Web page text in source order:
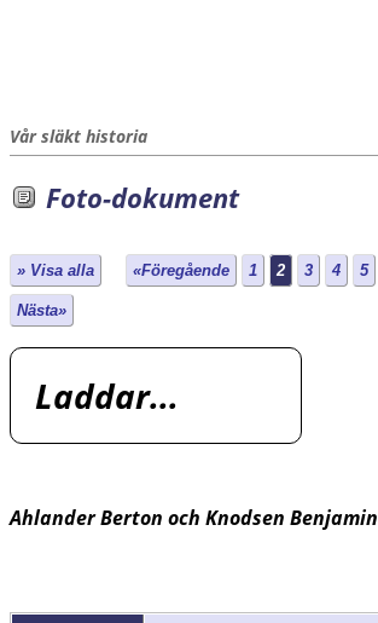
Vår släkt historia
Foto-dokument
» Visa alla «Föregående 1 2 3 4 5
Nästa»
Laddar...
Ahlander Berton och Knodsen Benjamin